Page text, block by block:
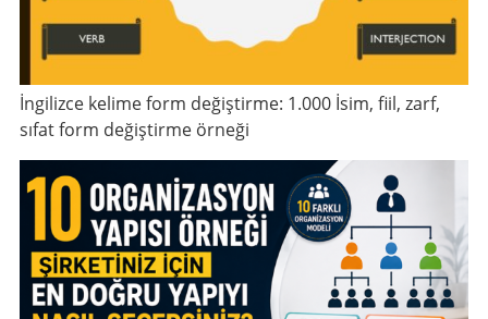
İngilizce kelime form değiştirme: 1.000 İsim, fiil, zarf,
sıfat form değiştirme örneği